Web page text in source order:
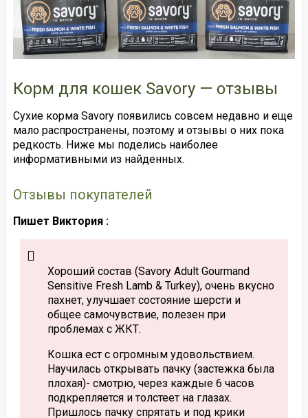
Корм для кошек Savory — отзывы
Сухие корма Savory появились совсем недавно и еще
мало распространены, поэтому и отзывы о них пока
редкость. Ниже мы поделись наиболее
информативными из найденных.
Отзывы покупателей
Пишет Виктория :
Хороший состав (Savory Adult Gourmand
Sensitive Fresh Lamb & Turkey), очень вкусно
пахнет, улучшает состояние шерсти и
общее самочувствие, полезен при
проблемах с ЖКТ.
Кошка ест с огромным удовольствием.
Научилась открывать пачку (застежка была
плохая)- смотрю, через каждые 6 часов
подкрепляется и толстеет на глазах.
Пришлось пачку спрятать и под крики